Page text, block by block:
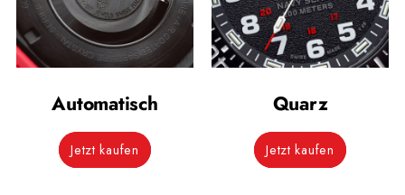
Automatisch
Jetzt kaufen
Quarz
Jetzt kaufen